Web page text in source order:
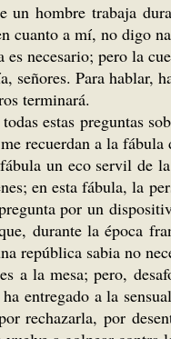
un hombre trabaja
cuanto a mí, no digo
necesario; pero la
Para hablar,
terminará.
estas preguntas
recuerdan a la
un eco servil
en esta fábula, la
por un
durante la época
república sabia no
a la mesa; pero,
entregado a la
rechazarla, por